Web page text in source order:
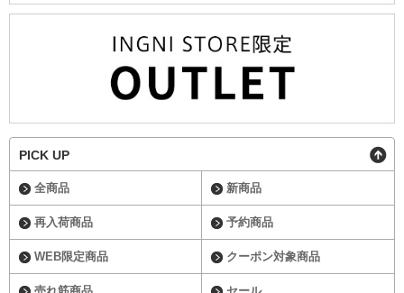
PICK UP
全商品 新商品
再入荷商品 予約商品
WEB限定商品 クーポン対象商品